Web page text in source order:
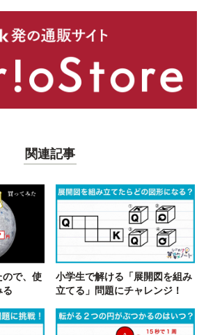
関連記事
ので、使
る
小学生で解ける「展開図を組み
立てる」問題にチャレンジ！